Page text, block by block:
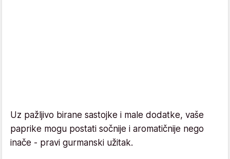
Uz pažljivo birane sastojke i male dodatke, vaše
paprike mogu postati sočnije i aromatičnije nego
inače - pravi gurmanski užitak.